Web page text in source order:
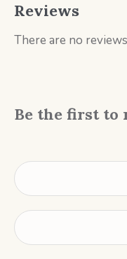
Reviews
There are no
Be the first to